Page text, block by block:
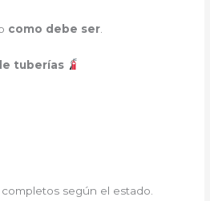
como debe ser
tuberías
según el estado.